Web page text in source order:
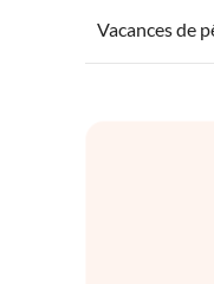
Vacances de